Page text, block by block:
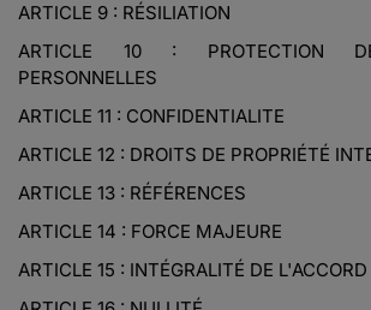
ARTICLE 9 : RÉSILIATION
ARTICLE 10 : PROTECTION
PERSONNELLES
ARTICLE 11 : CONFIDENTIALITE
ARTICLE 12 : DROITS DE PROPRIÉTÉ
ARTICLE 13 : RÉFÉRENCES
ARTICLE 14 : FORCE MAJEURE
ARTICLE 15 : INTÉGRALITÉ DE